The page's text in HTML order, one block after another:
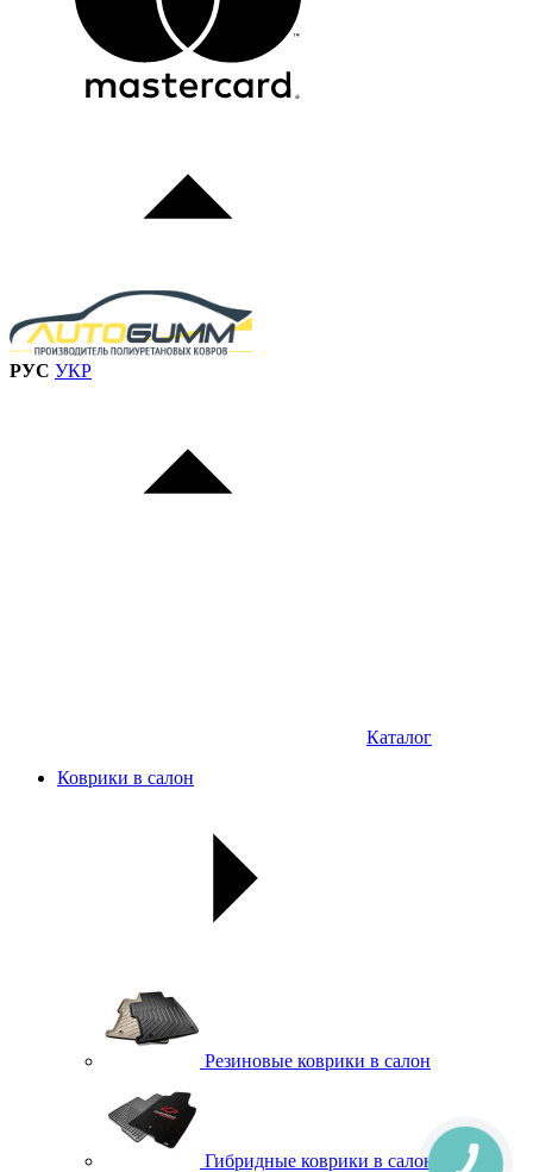
РУС УКР
Каталог
Коврики в салон
Резиновые коврики в салон
Гибридные коврики в салон